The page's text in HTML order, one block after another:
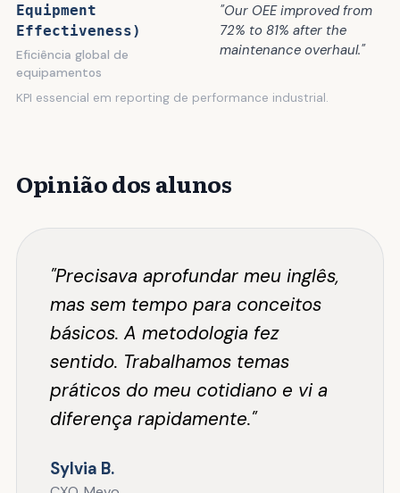
Equipment
Effectiveness)
Eficiência global de
equipamentos
"Our OEE improved from
72% to 81% after the
maintenance overhaul."
KPI essencial em reporting de performance industrial.
Opinião dos alunos
"Precisava aprofundar meu inglês,
mas sem tempo para conceitos
básicos. A metodologia fez
sentido. Trabalhamos temas
práticos do meu cotidiano e vi a
diferença rapidamente."
Sylvia B.